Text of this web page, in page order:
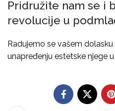
Pridružite nam se i
revolucije u
Radujemo se vašem
unapređenju estetske njege u